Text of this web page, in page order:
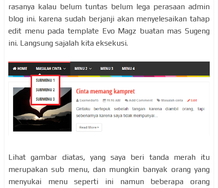
rasanya kalau belum tuntas belum lega perasaan admin
blog ini. karena sudah berjanji akan menyelesaikan tahap
edit menu pada template Evo Magz buatan mas Sugeng
ini. Langsung sajalah kita eksekusi.
Lihat gambar diatas, yang saya beri tanda merah itu
merupakan sub menu, dan mungkin banyak orang yang
menyukai menu seperti ini namun beberapa orang